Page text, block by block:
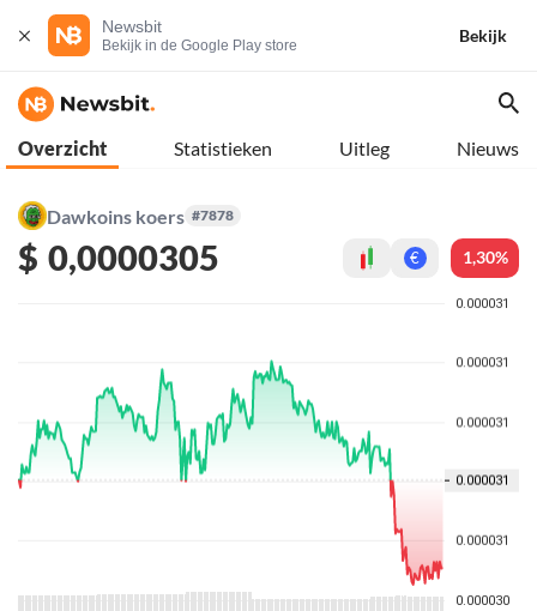
Newsbit
Bekijk in de Google Play store
Bekijk
Overzicht Statistieken Uitleg Nieuws
Dawkoins koers #7878
$ 0,0000305 € 1,30%